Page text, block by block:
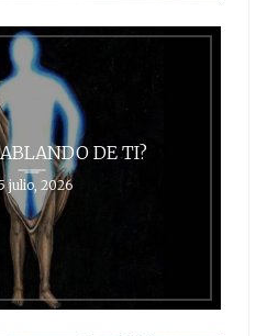
DE TI?
julio, 2026